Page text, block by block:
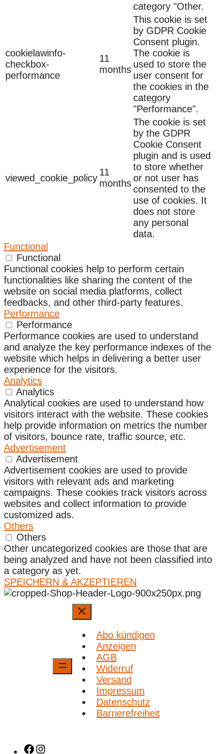
category "Other.
cookielawinfo-
checkbox-
performance
11
months
This cookie is set
by GDPR Cookie
Consent plugin.
The cookie is
used to store the
user consent for
the cookies in the
category
"Performance".
viewed_cookie_policy
11
months
The cookie is set
by the GDPR
Cookie Consent
plugin and is used
to store whether
or not user has
consented to the
use of cookies. It
does not store
any personal
data.
Functional
Functional
Functional cookies help to perform certain
functionalities like sharing the content of the
website on social media platforms, collect
feedbacks, and other third-party features.
Performance
Performance
Performance cookies are used to understand
and analyze the key performance indexes of the
website which helps in delivering a better user
experience for the visitors.
Analytics
Analytics
Analytical cookies are used to understand how
visitors interact with the website. These cookies
help provide information on metrics the number
of visitors, bounce rate, traffic source, etc.
Advertisement
Advertisement
Advertisement cookies are used to provide
visitors with relevant ads and marketing
campaigns. These cookies track visitors across
websites and collect information to provide
customized ads.
Others
Others
Other uncategorized cookies are those that are
being analyzed and have not been classified into
a category as yet.
SPEICHERN & AKZEPTIEREN
Abo kündigen
Anzeigen
AGB
Widerruf
Versand
Impressum
Datenschutz
Barrierefreiheit
Facebook